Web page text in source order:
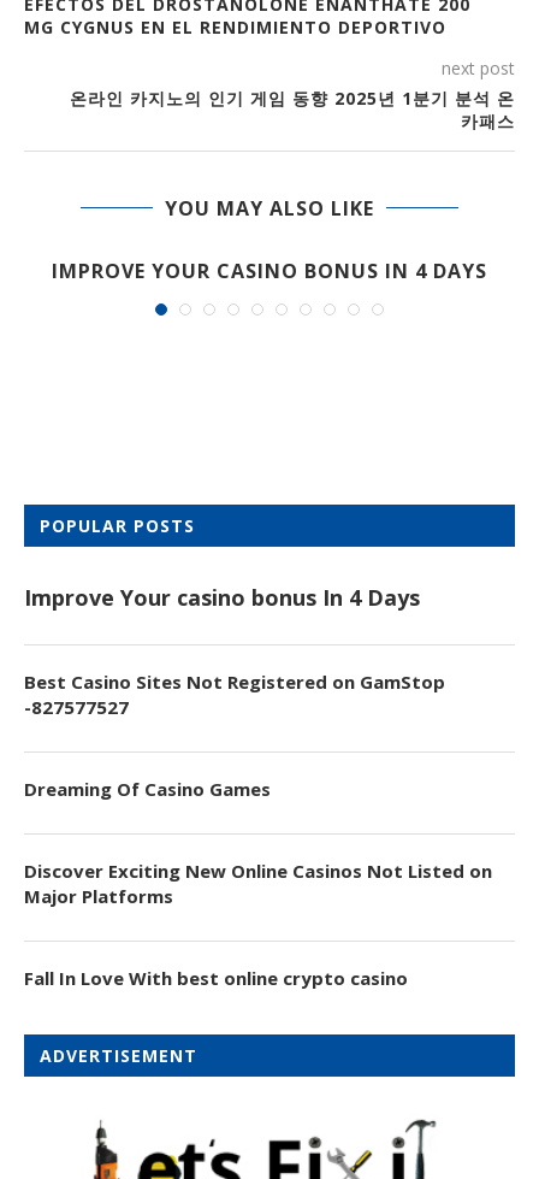
MG CYGNUS EN EL RENDIMIENTO DEPORTIVO
next post
온라인 카지노의 인기 게임 동향 2025년 1분기 분석 온
카패스
YOU MAY ALSO LIKE
IMPROVE YOUR CASINO BONUS IN 4 DAYS
POPULAR POSTS
Improve Your casino bonus In 4 Days
Best Casino Sites Not Registered on GamStop
-827577527
Dreaming Of Casino Games
Discover Exciting New Online Casinos Not Listed on
Major Platforms
Fall In Love With best online crypto casino
ADVERTISEMENT